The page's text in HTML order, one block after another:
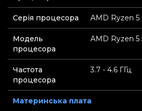
Серія процесора AMD Ryzen 5
Модель
процесора
AMD Ryzen 5
Частота
процесора
3.7 - 4.6 ГГц
Материнська плата